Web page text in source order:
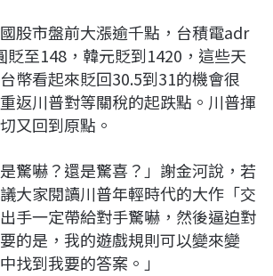
股市盤前大漲逾千點，台積電adr
貶至148，韓元貶到1420，這些天
幣看起來貶回30.5到31的機會很
返川普對等關稅的起跌點。川普揮
又回到原點。
是驚嚇？還是驚喜？」謝金河說，若
大家閱讀川普年輕時代的大作「交
手一定帶給對手驚嚇，然後逼迫對
的是，我的遊戲規則可以變來變
找到我要的答案。」